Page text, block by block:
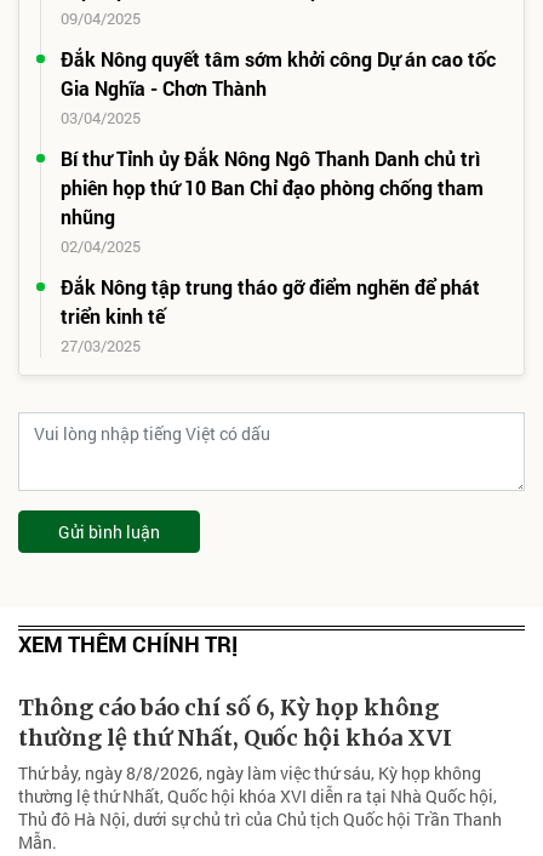
09/04/2025
Đắk Nông quyết tâm sớm khởi công Dự án cao tốc
Gia Nghĩa - Chơn Thành
03/04/2025
Bí thư Tỉnh ủy Đắk Nông Ngô Thanh Danh chủ trì
phiên họp thứ 10 Ban Chỉ đạo phòng chống tham
nhũng
02/04/2025
Đắk Nông tập trung tháo gỡ điểm nghẽn để phát
triển kinh tế
27/03/2025
Gửi bình luận
XEM THÊM CHÍNH TRỊ
Thông cáo báo chí số 6, Kỳ họp không
thường lệ thứ Nhất, Quốc hội khóa XVI
Thứ bảy, ngày 8/8/2026, ngày làm việc thứ sáu, Kỳ họp không
thường lệ thứ Nhất, Quốc hội khóa XVI diễn ra tại Nhà Quốc hội,
Thủ đô Hà Nội, dưới sự chủ trì của Chủ tịch Quốc hội Trần Thanh
Mẫn.